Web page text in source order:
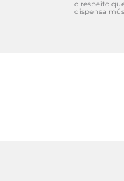
o respeito
dispensa